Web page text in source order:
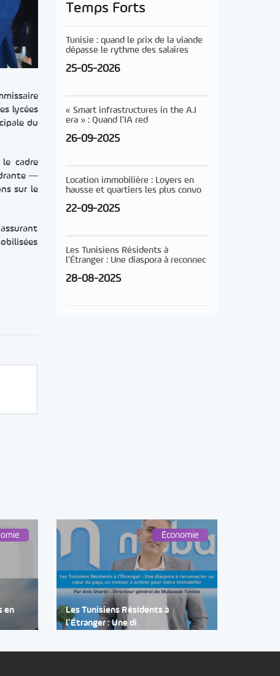
lycées
du
cadre
—
sur le
Temps Forts
Tunisie : quand le prix de la viande
dépasse le rythme des salaires
25-05-2026
« Smart infrastructures in the A.I
era » : Quand l’IA red
26-09-2025
Location immobilière : Loyers en
hausse et quartiers les plus convo
22-09-2025
Les Tunisiens Résidents à
l’Étranger : Une diaspora à reconnec
28-08-2025
en
Économie
Les Tunisiens Résidents à
l’Étranger : Une di